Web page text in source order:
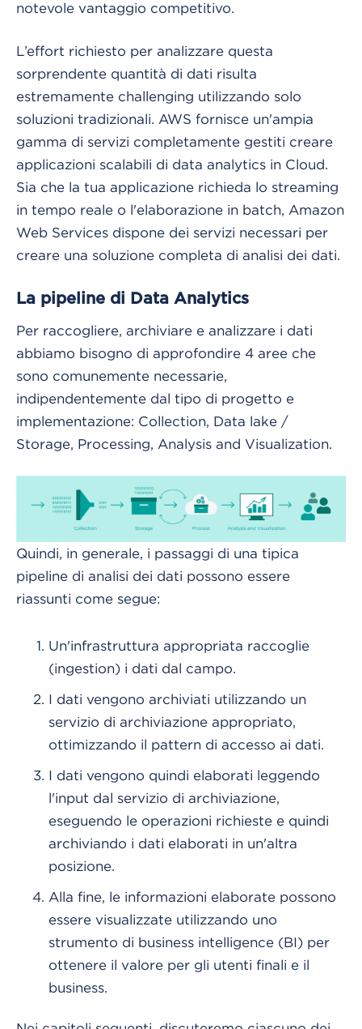
notevole vantaggio competitivo.
L’effort richiesto per analizzare questa
sorprendente quantità di dati risulta
estremamente challenging utilizzando solo
soluzioni tradizionali. AWS fornisce un'ampia
gamma di servizi completamente gestiti creare
applicazioni scalabili di data analytics in Cloud.
Sia che la tua applicazione richieda lo streaming
in tempo reale o l'elaborazione in batch, Amazon
Web Services dispone dei servizi necessari per
creare una soluzione completa di analisi dei dati.
La pipeline di Data Analytics
Per raccogliere, archiviare e analizzare i dati
abbiamo bisogno di approfondire 4 aree che
sono comunemente necessarie,
indipendentemente dal tipo di progetto e
implementazione: Collection, Data lake /
Storage, Processing, Analysis and Visualization.
Quindi, in generale, i passaggi di una tipica
pipeline di analisi dei dati possono essere
riassunti come segue:
Un'infrastruttura appropriata raccoglie
(ingestion) i dati dal campo.
I dati vengono archiviati utilizzando un
servizio di archiviazione appropriato,
ottimizzando il pattern di accesso ai dati.
I dati vengono quindi elaborati leggendo
l'input dal servizio di archiviazione,
eseguendo le operazioni richieste e quindi
archiviando i dati elaborati in un'altra
posizione.
Alla fine, le informazioni elaborate possono
essere visualizzate utilizzando uno
strumento di business intelligence (BI) per
ottenere il valore per gli utenti finali e il
business.